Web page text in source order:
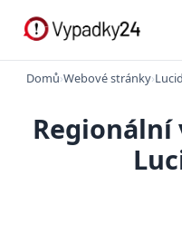
Domů›Webové stránky›
Regionální